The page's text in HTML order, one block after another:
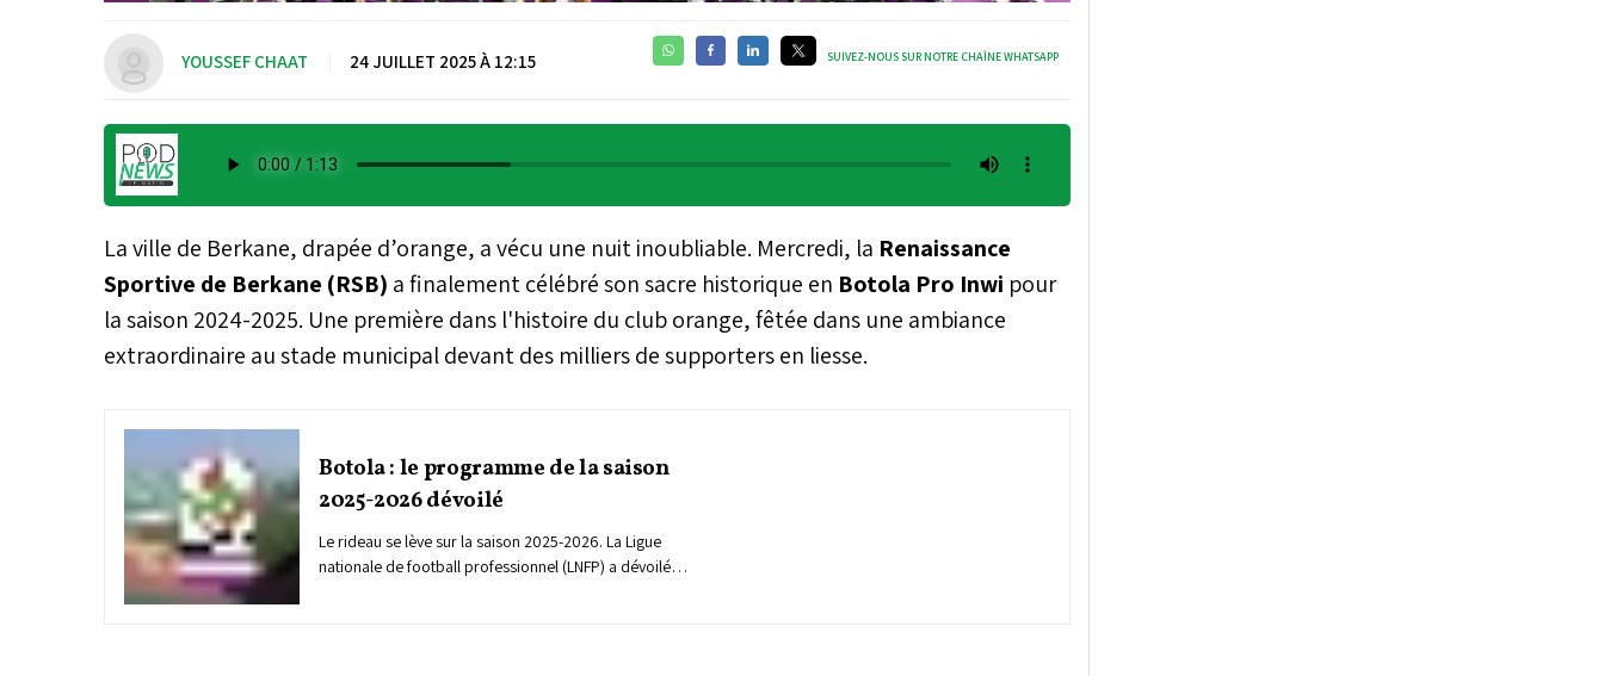
YOUSSEF CHAAT 24 JUILLET 2025 À 12:15 SUIVEZ-NOUS SUR NOTRE CHAÎNE WHATSAPP
La ville de Berkane, drapée d’orange, a vécu une nuit inoubliable. Mercredi, la Renaissance
Sportive de Berkane (RSB) a finalement célébré son sacre historique en Botola Pro Inwi pour
la saison 2024-2025. Une première dans l'histoire du club orange, fêtée dans une ambiance
extraordinaire au stade municipal devant des milliers de supporters en liesse.
Botola : le programme de la saison
2025-2026 dévoilé
Le rideau se lève sur la saison 2025-2026. La Ligue
nationale de football professionnel (LNFP) a dévoilé,